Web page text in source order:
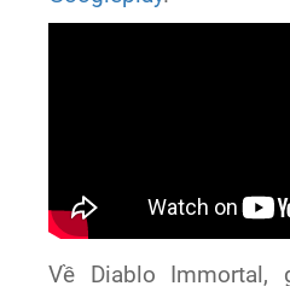
Về Diablo Immortal,